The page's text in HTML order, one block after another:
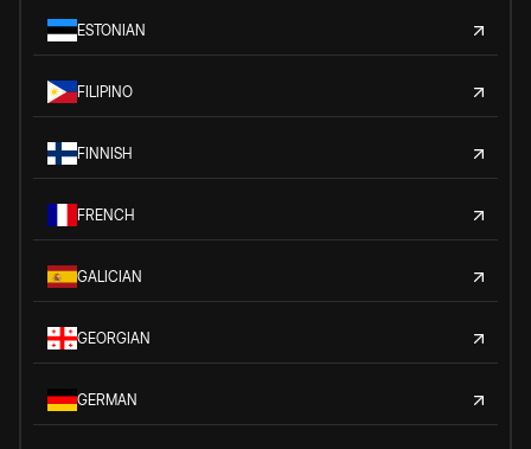
ESTONIAN
FILIPINO
FINNISH
FRENCH
GALICIAN
GEORGIAN
GERMAN